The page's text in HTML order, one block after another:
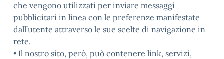
che vengono utilizzati per inviare messaggi
pubblicitari in linea con le preferenze manifestate
dall’utente attraverso le sue scelte di navigazione in
rete.
• Il nostro sito, però, può contenere link, servizi,